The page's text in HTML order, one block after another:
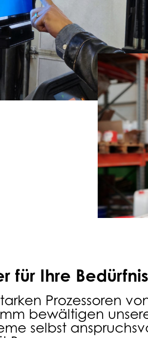
für Ihre
Prozessoren
bewältigen
selbst